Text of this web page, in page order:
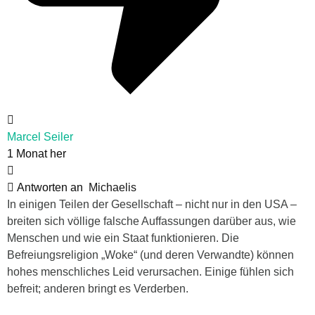
Marcel Seiler
1 Monat her
Antworten an
Michaelis
In einigen Teilen der Gesellschaft – nicht nur in den USA –
breiten sich völlige falsche Auffassungen darüber aus, wie
Menschen und wie ein Staat funktionieren. Die
Befreiungsreligion „Woke“ (und deren Verwandte) können
hohes menschliches Leid verursachen. Einige fühlen sich
befreit; anderen bringt es Verderben.